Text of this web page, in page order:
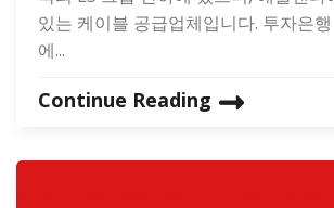
있는 케이블 공급업체입니다. 투자은
에...
Continue Reading